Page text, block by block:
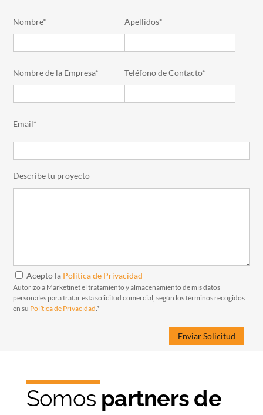
Nombre* Apellidos*
Nombre de la Empresa* Teléfono de Contacto*
Email*
Describe tu proyecto
Acepto la Política de Privacidad
Autorizo a Marketinet el tratamiento y almacenamiento de mis datos
personales para tratar esta solicitud comercial, según los términos recogidos
en su Política de Privacidad.*
Somos partners de